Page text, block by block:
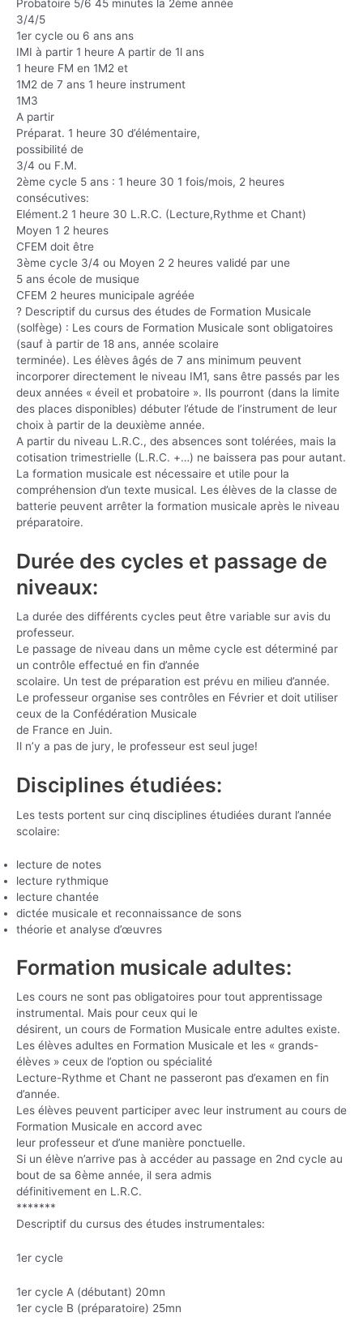
Probatoire 5/6 45 minutes la 2ème année
3/4/5
1er cycle ou 6 ans ans
IMI à partir 1 heure A partir de 1l ans
1 heure FM en 1M2 et
1M2 de 7 ans 1 heure instrument
1M3
A partir
Préparat. 1 heure 30 d’élémentaire,
possibilité de
3/4 ou F.M.
2ème cycle 5 ans : 1 heure 30 1 fois/mois, 2 heures
consécutives:
Elément.2 1 heure 30 L.R.C. (Lecture,Rythme et Chant)
Moyen 1 2 heures
CFEM doit être
3ème cycle 3/4 ou Moyen 2 2 heures validé par une
5 ans école de musique
CFEM 2 heures municipale agréée
? Descriptif du cursus des études de Formation Musicale
(solfège) : Les cours de Formation Musicale sont obligatoires
(sauf à partir de 18 ans, année scolaire
terminée). Les élèves âgés de 7 ans minimum peuvent
incorporer directement le niveau IM1, sans être passés par les
deux années « éveil et probatoire ». Ils pourront (dans la limite
des places disponibles) débuter l’étude de l’instrument de leur
choix à partir de la deuxième année.
A partir du niveau L.R.C., des absences sont tolérées, mais la
cotisation trimestrielle (L.R.C. +…) ne baissera pas pour autant.
La formation musicale est nécessaire et utile pour la
compréhension d’un texte musical. Les élèves de la classe de
batterie peuvent arrêter la formation musicale après le niveau
préparatoire.
Durée des cycles et passage de
niveaux:
La durée des différents cycles peut être variable sur avis du
professeur.
Le passage de niveau dans un même cycle est déterminé par
un contrôle effectué en fin d’année
scolaire. Un test de préparation est prévu en milieu d’année.
Le professeur organise ses contrôles en Février et doit utiliser
ceux de la Confédération Musicale
de France en Juin.
Il n’y a pas de jury, le professeur est seul juge!
Disciplines étudiées:
Les tests portent sur cinq disciplines étudiées durant l’année
scolaire:
lecture de notes
lecture rythmique
lecture chantée
dictée musicale et reconnaissance de sons
théorie et analyse d’œuvres
Formation musicale adultes:
Les cours ne sont pas obligatoires pour tout apprentissage
instrumental. Mais pour ceux qui le
désirent, un cours de Formation Musicale entre adultes existe.
Les élèves adultes en Formation Musicale et les « grands-
élèves » ceux de l’option ou spécialité
Lecture-Rythme et Chant ne passeront pas d’examen en fin
d’année.
Les élèves peuvent participer avec leur instrument au cours de
Formation Musicale en accord avec
leur professeur et d’une manière ponctuelle.
Si un élève n’arrive pas à accéder au passage en 2nd cycle au
bout de sa 6ème année, il sera admis
définitivement en L.R.C.
*******
Descriptif du cursus des études instrumentales:
1er cycle
1er cycle A (débutant) 20mn
1er cycle B (préparatoire) 25mn